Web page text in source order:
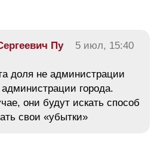
Пу
5 июл, 15:40
доля не администрации
города.
они будут искать способ
свои «убытки»